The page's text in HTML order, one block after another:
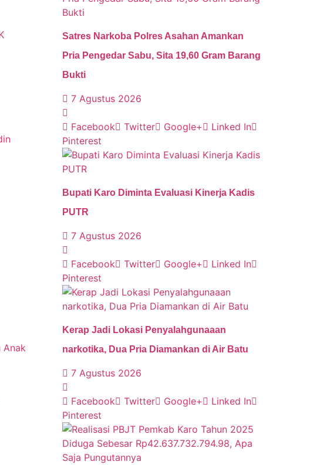
Satres Narkoba Polres Asahan Amankan
Pria Pengedar Sabu, Sita 19,60 Gram Barang
Bukti
7 Agustus 2026
Facebook Twitter Google+
Linked In
Pinterest
Bupati Karo Diminta Evaluasi Kinerja Kadis
PUTR
7 Agustus 2026
Facebook Twitter Google+
Linked In
Pinterest
Kerap Jadi Lokasi Penyalahgunaaan
narkotika, Dua Pria Diamankan di Air Batu
7 Agustus 2026
Facebook Twitter Google+
Linked In
Pinterest